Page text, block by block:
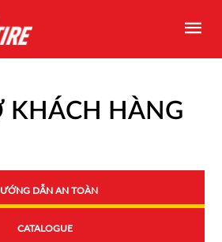
KHÁCH HÀNG
DẪN AN TOÀN
CATALOGUE